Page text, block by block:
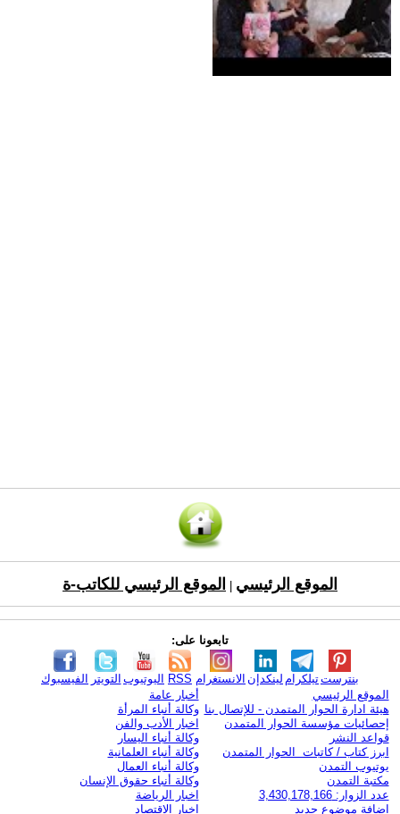
الموقع الرئيسي الموقع الرئيسي للكاتب-ة
تابعونا على:
الفيسبوك التويتر اليوتيوب RSS الانستغرام لينكدإن تيلكرامبنترست
الموقع الرئيسي
هيئة ادارة الحوار المتمدن - للإتصال بنا
إحصائيات مؤسسة الحوار المتمدن
قواعد النشر
ابرز كتاب / كاتبات الحوار المتمدن
يوتيوب التمدن
مكتبة التمدن
عدد الزوار: 3,430,178,166
اضافة موضوع جديد
أخبار عامة
وكالة أنباء المرأة
اخبار الأدب والفن
وكالة أنباء اليسار
وكالة أنباء العلمانية
وكالة أنباء العمال
وكالة أنباء حقوق الإنسان
اخبار الرياضة
اخبار الاقتصاد